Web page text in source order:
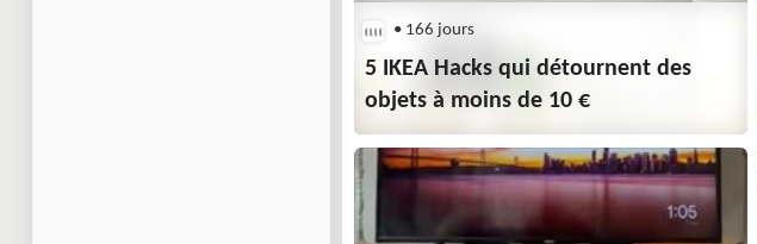
• 166 jours
5 IKEA Hacks qui détournent des
objets à moins de 10 €